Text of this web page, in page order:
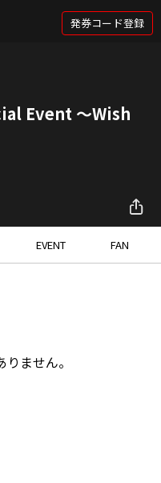
発券コード登録
Event ～Wish
EVENT FAN
ません。